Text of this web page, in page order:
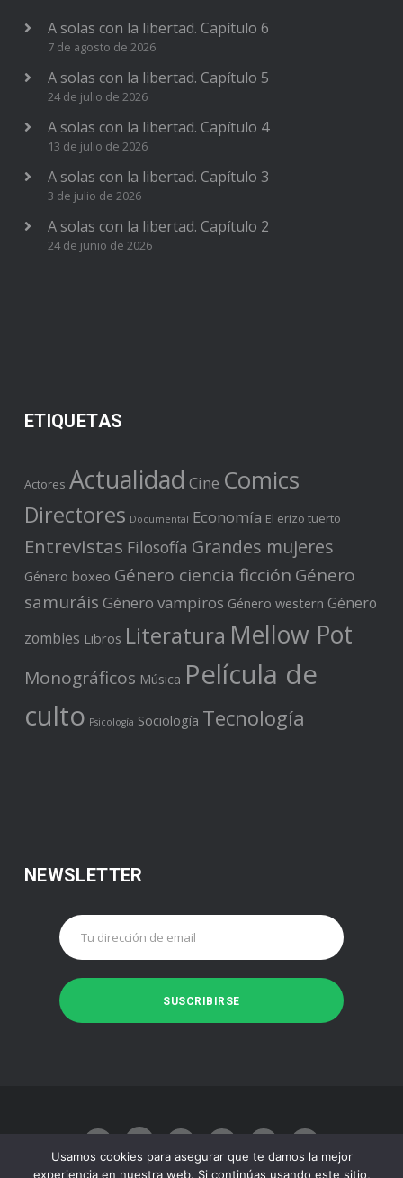
A solas con la libertad. Capítulo 6
7 de agosto de 2026
A solas con la libertad. Capítulo 5
24 de julio de 2026
A solas con la libertad. Capítulo 4
13 de julio de 2026
A solas con la libertad. Capítulo 3
3 de julio de 2026
A solas con la libertad. Capítulo 2
24 de junio de 2026
ETIQUETAS
Actores Actualidad Cine Comics
Directores Documental Economía El erizo tuerto
Entrevistas Filosofía Grandes mujeres
Género boxeo Género ciencia ficción Género
samuráis Género vampiros Género western Género
zombies Libros Literatura Mellow Pot
Monográficos Música Película de
culto Psicología Sociología Tecnología
NEWSLETTER
Usamos cookies para asegurar que te damos la mejor
experiencia en nuestra web. Si continúas usando este sitio,